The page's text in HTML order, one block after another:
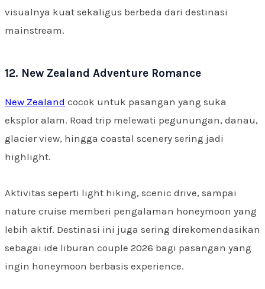
visualnya kuat sekaligus berbeda dari destinasi
mainstream.
12. New Zealand Adventure Romance
New Zealand cocok untuk pasangan yang suka
eksplor alam. Road trip melewati pegunungan, danau,
glacier view, hingga coastal scenery sering jadi
highlight.
Aktivitas seperti light hiking, scenic drive, sampai
nature cruise memberi pengalaman honeymoon yang
lebih aktif. Destinasi ini juga sering direkomendasikan
sebagai ide liburan couple 2026 bagi pasangan yang
ingin honeymoon berbasis experience.